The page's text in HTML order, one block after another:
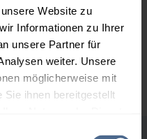
Website zu
Informationen zu Ihrer
unsere Partner für
weiter. Unsere
möglicherweise mit
Sie ihnen bereitgestellt
147,18 €
147,18 €
Ö-Norm C 1109 in € / 100
bei einer Lieferstelle.